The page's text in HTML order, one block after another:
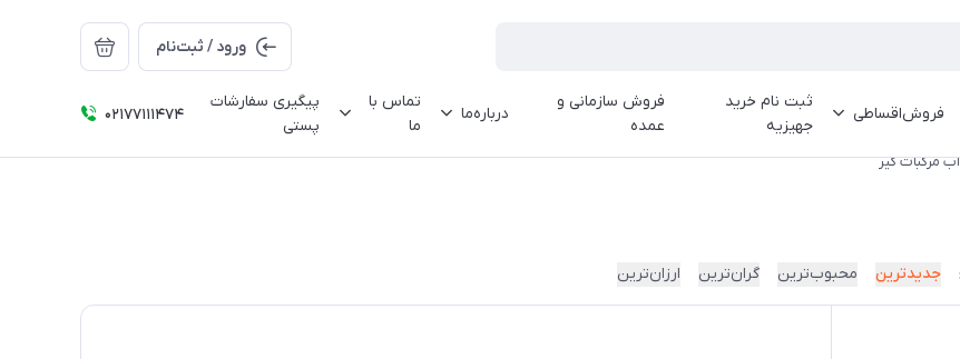
ورود / ثبت‌نام
فروش‌اقساطی
ثبت نام خرید
جهیزیه
فروش سازمانی و
عمده
درباره‌ما
تماس با
ما
پیگیری سفارشات
پستی
02177111474
آب مرکبات گیر
جدیدترین محبوب‌ترین گران‌ترین ارزان‌ترین